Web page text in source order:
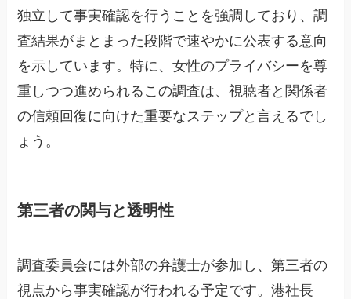
独立して事実確認を行うことを強調しており、調
査結果がまとまった段階で速やかに公表する意向
を示しています。特に、女性のプライバシーを尊
重しつつ進められるこの調査は、視聴者と関係者
の信頼回復に向けた重要なステップと言えるでし
ょう。
第三者の関与と透明性
調査委員会には外部の弁護士が参加し、第三者の
視点から事実確認が行われる予定です。港社長